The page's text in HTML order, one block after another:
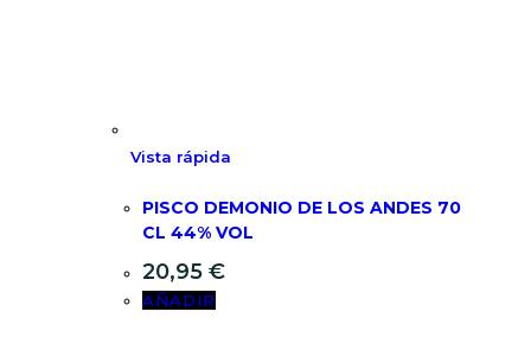
Vista rápida
PISCO DEMONIO DE LOS ANDES 70
CL 44% VOL
20,95 €
AÑADIR